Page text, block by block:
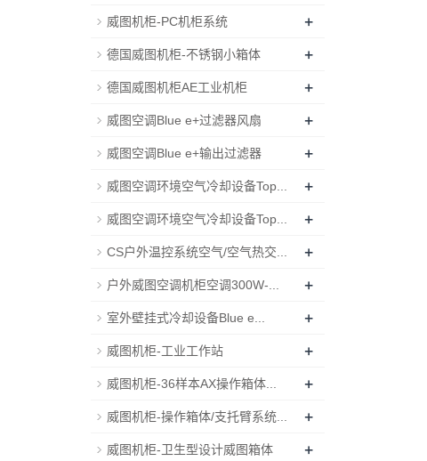
威图机柜-PC机柜系统 +
德国威图机柜-不锈钢小箱体 +
德国威图机柜AE工业机柜 +
威图空调Blue e+过滤器风扇 +
威图空调Blue e+输出过滤器 +
威图空调环境空气冷却设备Top... +
威图空调环境空气冷却设备Top... +
CS户外温控系统空气/空气热交... +
户外威图空调机柜空调300W-... +
室外壁挂式冷却设备Blue e... +
威图机柜-工业工作站 +
威图机柜-36样本AX操作箱体... +
威图机柜-操作箱体/支托臂系统... +
威图机柜-卫生型设计威图箱体 +